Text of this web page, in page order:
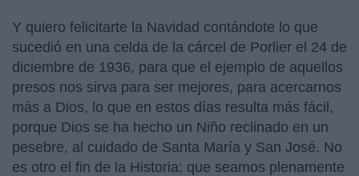
Y quiero felicitarte la Navidad contándote lo que
sucedió en una celda de la cárcel de Porlier el 24 de
diciembre de 1936, para que el ejemplo de aquellos
presos nos sirva para ser mejores, para acercarnos
más a Dios, lo que en estos días resulta más fácil,
porque Dios se ha hecho un Niño reclinado en un
pesebre, al cuidado de Santa María y San José. No
es otro el fin de la Historia: que seamos plenamente